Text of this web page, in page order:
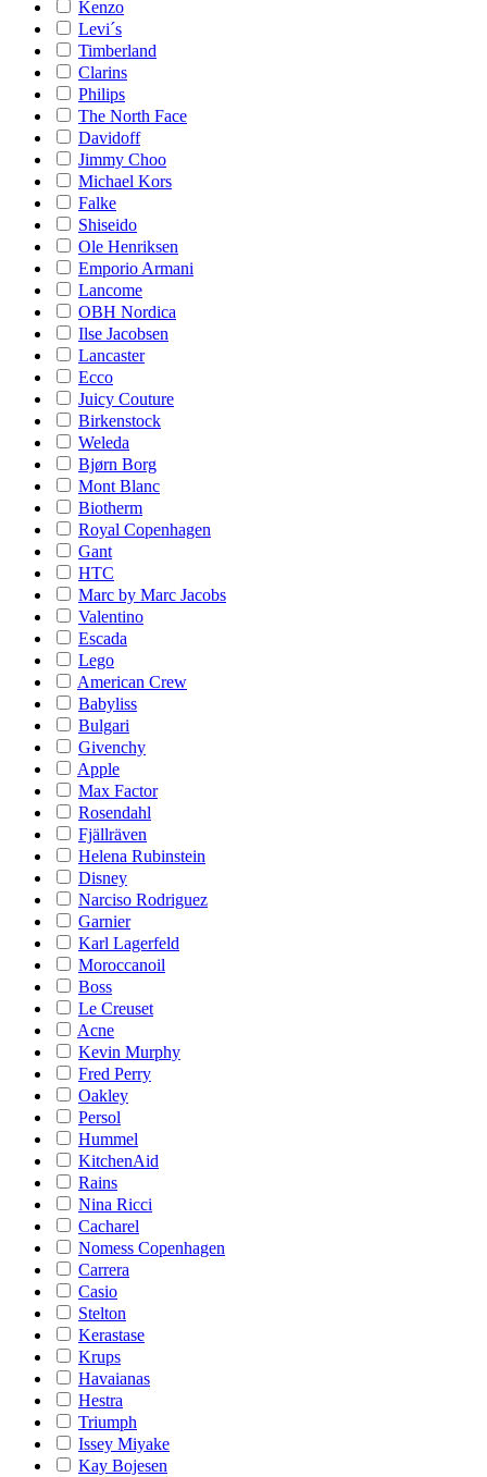
Kenzo
Levi´s
Timberland
Clarins
Philips
The North Face
Davidoff
Jimmy Choo
Michael Kors
Falke
Shiseido
Ole Henriksen
Emporio Armani
Lancome
OBH Nordica
Ilse Jacobsen
Lancaster
Ecco
Juicy Couture
Birkenstock
Weleda
Bjørn Borg
Mont Blanc
Biotherm
Royal Copenhagen
Gant
HTC
Marc by Marc Jacobs
Valentino
Escada
Lego
American Crew
Babyliss
Bulgari
Givenchy
Apple
Max Factor
Rosendahl
Fjällräven
Helena Rubinstein
Disney
Narciso Rodriguez
Garnier
Karl Lagerfeld
Moroccanoil
Boss
Le Creuset
Acne
Kevin Murphy
Fred Perry
Oakley
Persol
Hummel
KitchenAid
Rains
Nina Ricci
Cacharel
Nomess Copenhagen
Carrera
Casio
Stelton
Kerastase
Krups
Havaianas
Hestra
Triumph
Issey Miyake
Kay Bojesen